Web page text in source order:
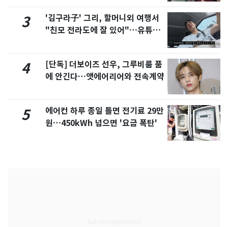
3
'김구라子' 그리, 할머니외 여행서
"친모 전라도에 잘 있어"…유튜브
4
[단독] 더보이즈 선우, 그루비룸 품
에 안긴다…앳에어리어와 전속계약
5
에어컨 하루 종일 틀면 전기료 29만
원…450kWh 넘으면 '요금 폭탄'